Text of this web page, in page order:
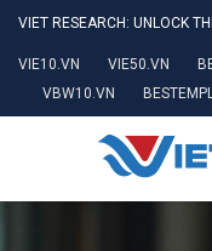
VIET RESEARCH: UNLOCK
VIE10.VN VIE50.VN
VBW10.VN